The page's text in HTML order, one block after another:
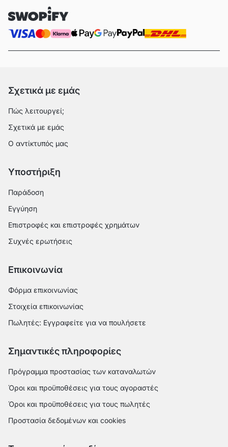
Σχετικά με εμάς
Πώς λειτουργεί;
Σχετικά με εμάς
Ο αντίκτυπός μας
Υποστήριξη
Παράδοση
Εγγύηση
Επιστροφές και επιστροφές χρημάτων
Συχνές ερωτήσεις
Επικοινωνία
Φόρμα επικοινωνίας
Στοιχεία επικοινωνίας
Πωλητές: Εγγραφείτε για να πουλήσετε
Σημαντικές πληροφορίες
Πρόγραμμα προστασίας των καταναλωτών
Όροι και προϋποθέσεις για τους αγοραστές
Όροι και προϋποθέσεις για τους πωλητές
Προστασία δεδομένων και cookies